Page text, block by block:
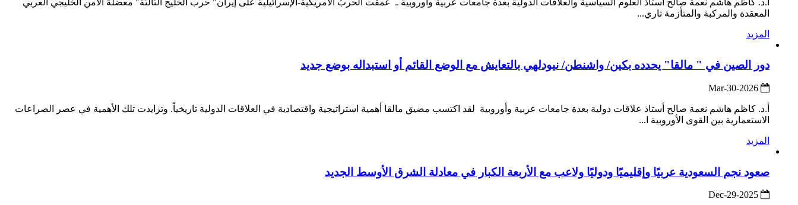
المعقدة والمركبة والمتأزمة تاري...
المزيد
دور الصين في " مالقا" يحدده بكين/ واشنطن/ نيودلهي بالتعايش مع الوضع القائم أو استبداله بوضع جديد
أ.د. كاظم هاشم نعمة صالح أستاذ علاقات دولية بعدة جامعات عربية وأوروبية لقد اكتسب مضيق مالقا أهمية استراتيجية واقتصادية في العلاقات الدولية تاريخياً. وتزايدت تلك الأهمية في عصر الصراعات
الاستعمارية بين القوى الأوروبية ا...
المزيد
صعود نجم السعودية عربيًا وإقليميًا ودوليًا ولاعب مع الأربعة الكبار في معادلة الشرق الأوسط الجديد